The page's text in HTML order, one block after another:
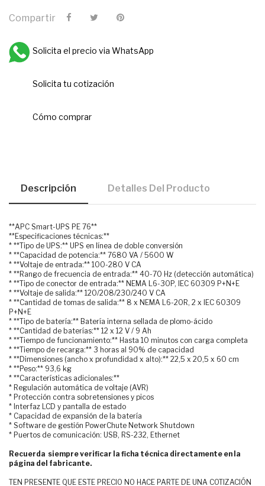
Compartir
Solicita el precio via WhatsApp
Solicita tu cotización
Cómo comprar
Descripción Detalles Del Producto
**APC Smart-UPS PE 76**
**Especificaciones técnicas:**
* **Tipo de UPS:** UPS en línea de doble conversión
* **Capacidad de potencia:** 7680 VA / 5600 W
* **Voltaje de entrada:** 100-280 V CA
* **Rango de frecuencia de entrada:** 40-70 Hz (detección automática)
* **Tipo de conector de entrada:** NEMA L6-30P, IEC 60309 P+N+E
* **Voltaje de salida:** 120/208/230/240 V CA
* **Cantidad de tomas de salida:** 8 x NEMA L6-20R, 2 x IEC 60309
P+N+E
* **Tipo de batería:** Batería interna sellada de plomo-ácido
* **Cantidad de baterías:** 12 x 12 V / 9 Ah
* **Tiempo de funcionamiento:** Hasta 10 minutos con carga completa
* **Tiempo de recarga:** 3 horas al 90% de capacidad
* **Dimensiones (ancho x profundidad x alto):** 22,5 x 20,5 x 60 cm
* **Peso:** 93,6 kg
* **Características adicionales:**
* Regulación automática de voltaje (AVR)
* Protección contra sobretensiones y picos
* Interfaz LCD y pantalla de estado
* Capacidad de expansión de la batería
* Software de gestión PowerChute Network Shutdown
* Puertos de comunicación: USB, RS-232, Ethernet
Recuerda siempre verificar la ficha técnica directamente en la
página del fabricante.
TEN PRESENTE QUE ESTE PRECIO NO HACE PARTE DE UNA COTIZACIÓN